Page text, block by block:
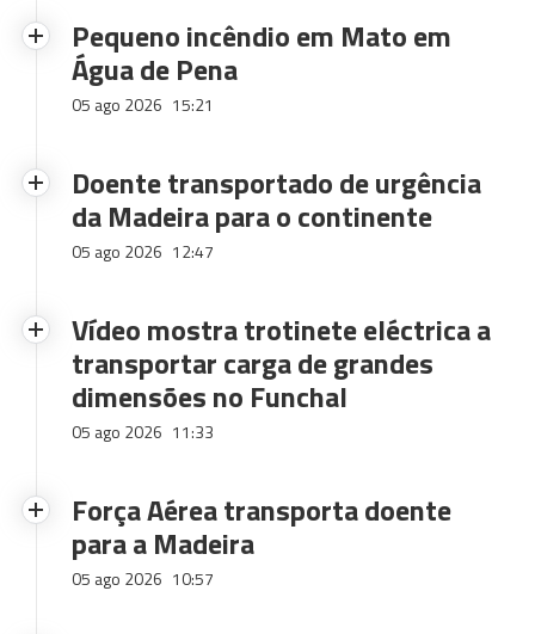
Pequeno incêndio em Mato em
Água de Pena
05 ago 2026 15:21
Doente transportado de urgência
da Madeira para o continente
05 ago 2026 12:47
Vídeo mostra trotinete eléctrica a
transportar carga de grandes
dimensões no Funchal
05 ago 2026 11:33
Força Aérea transporta doente
para a Madeira
05 ago 2026 10:57